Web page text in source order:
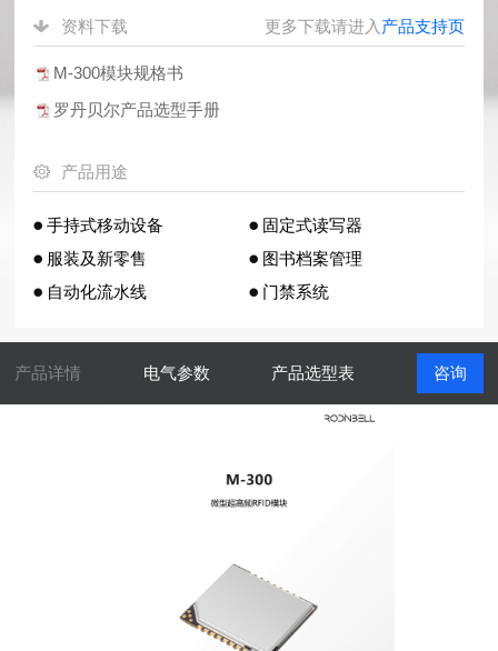
资料下载 更多下载请进入 产品支持页
M-300模块规格书
罗丹贝尔产品选型手册
产品用途
手持式移动设备
固定式读写器
服装及新零售
图书档案管理
自动化流水线
门禁系统
产品详情 电气参数 产品选型表 咨询